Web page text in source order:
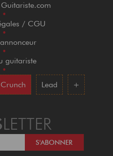
•
/ CGU
•
•
guitariste
•
Crunch Lead +
LETTER